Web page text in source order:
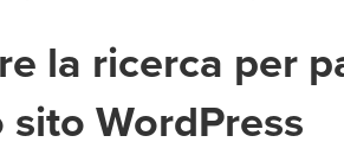
la ricerca per
WordPress